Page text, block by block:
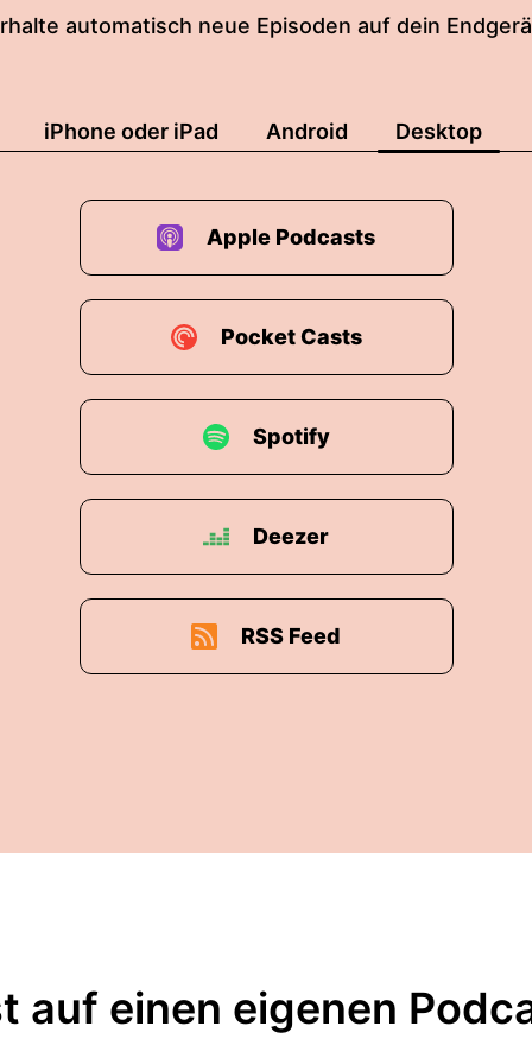
automatisch neue Episoden auf dein
iPhone oder iPad Android Desktop
Apple Podcasts
Pocket Casts
Spotify
Deezer
RSS Feed
auf einen eigenen